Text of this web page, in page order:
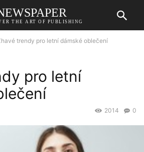
THE ART OF PUBLISHING
trendy pro letní dámské oblečení
pro letní
0
2014